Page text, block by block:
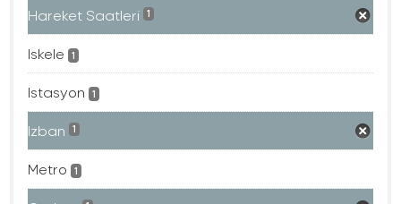
Hareket Saatleri 1
Iskele 1
Istasyon 1
Izban 1
Metro 1